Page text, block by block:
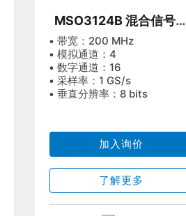
MSO3124B 混合信号示
波器
• 带宽：200 MHz
• 模拟通道：4
• 数字通道：16
• 采样率：1 GS/s
• 垂直分辨率：8 bits
加入询价
了解更多